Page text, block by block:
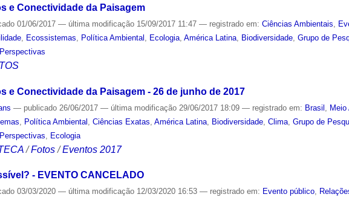
e Conectividade da Paisagem
01/06/2017— última modificação 15/09/2017 11:47— registrado em:Ciências Ambientais
Ecossistemas Política Ambiental Ecologia ,América Latina Biodiversidade ,Grupo de
e Conectividade da Paisagem - 26 de junho de 2017
— publicado 26/06/2017— última modificação 29/06/2017 18:09— registrado em: Brasil Meio
Política Ambiental ,Ciências Exatas ,América Latina Biodiversidade ,Clima ,Grupo de
Ecologia
/Fotos /Eventos 2017
- EVENTO CANCELADO
03/03/2020— última modificação 12/03/2020 16:53— registrado em: Evento público,